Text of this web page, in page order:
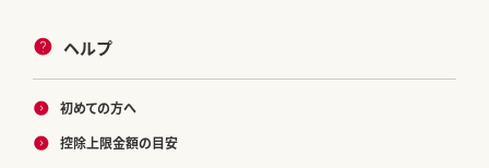
ヘルプ
初めての方へ
控除上限金額の目安